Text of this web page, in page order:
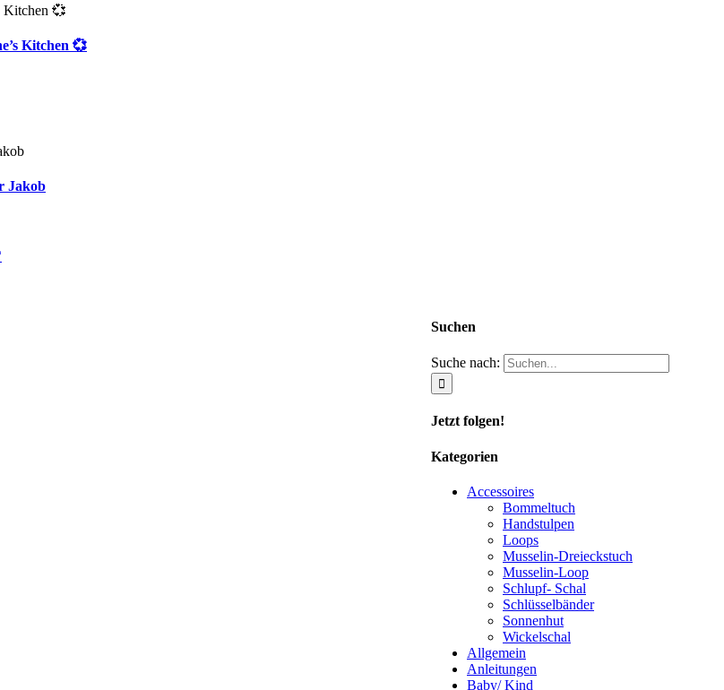
Kitchen 💞
Jakob
Suchen
Suche nach:
Jetzt folgen!
Kategorien
Accessoires
Bommeltuch
Handstulpen
Loops
Musselin-Dreieckstuch
Musselin-Loop
Schlupf- Schal
Schlüsselbänder
Sonnenhut
Wickelschal
Allgemein
Anleitungen
Baby/ Kind